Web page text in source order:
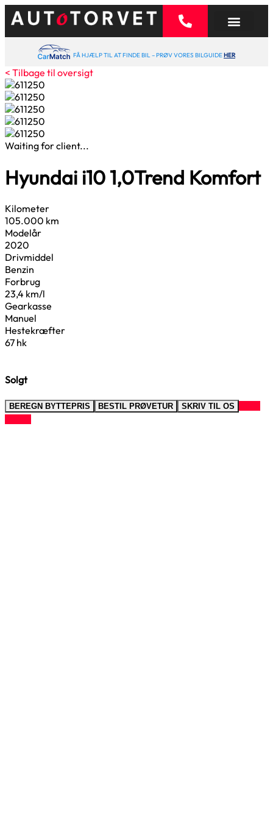
FÅ HJÆLP TIL AT FINDE BIL – PRØV VORES BILGUIDEHER
< Tilbage til oversigt
Waiting for client...
Hyundai i10 1,0Trend Komfort
Kilometer
105.000 km
Modelår
2020
Drivmiddel
Benzin
Forbrug
23,4 km/l
Gearkasse
Manuel
Hestekræfter
67 hk
Solgt
BEREGN BYTTEPRIS BESTIL PRØVETUR SKRIV TIL OS